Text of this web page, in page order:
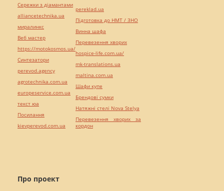
Про проект
Сережки з діамантами
alliancetechnika.ua
миралинкс
Веб мастер
https://motokosmos.ua/
Синтезатори
perevod.agency
agrotechnika.com.ua
europeservice.com.ua
текст юа
Посилання
kievperevod.com.ua
pereklad.ua
Підготовка до НМТ / ЗНО
Винна шафа
Перевезення хворих
hospice-life.com.ua/
mk-translations.ua
maltina.com.ua
Шафи купе
Брендові сумки
Натяжні стелі Nova Stelya
Перевезення хворих за
кордон